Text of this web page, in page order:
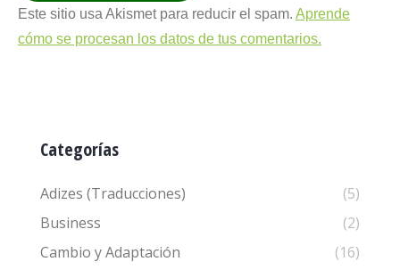
Este sitio usa Akismet para reducir el spam. Aprende
cómo se procesan los datos de tus comentarios.
Categorías
Adizes (Traducciones)
(5)
Business
(2)
Cambio y Adaptación
(16)